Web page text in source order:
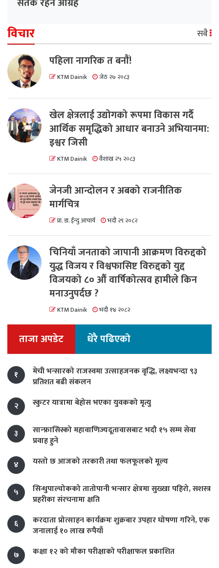
विचार सबै
पहिला नागरिक त बनाैं!
KTM Dainik जेठ २७ २०८३
खेल क्षेत्रलाई उद्योगको रूपमा विकास गर्दै
आर्थिक समृद्धिको आधार बनाउने अभियानमा:
इश्वर जिसी
KTM Dainik वैशाख २५ २०८३
जेनजी आन्दोलन र अबको राजनीतिक
मार्गचित्र
प्रा. डा. ईन्दु आचार्य भदौ २९ २०८२
चिनियाँ जनताको जापानी आक्रमण विरुद्दको
युद्ध विजय र विश्वफासिष्ट विरुद्दको युद्द
विजयको ८० औं वार्षिकोत्सव हामीले किन
मनाउनुपर्दछ ?
KTM Dainik भदौ १४ २०८२
ताजा अपडेट धेरै पढिएको
१
मेची भन्सारको राजस्वमा उत्साहजनक वृद्धि, लक्ष्यभन्दा ९३
प्रतिशत बढी संकलन
२
स्कुटर यात्रामा बेहोस भएका युवकको मृत्यु
३
सान्फ्रासिस्को महावाणिज्यदूतावासबाट भदौ १५ सम्म सेवा
प्रवाह हुने
४
यस्तो छ आजको तरकारी तथा फलफूलको मूल्य
५
सिन्धुपाल्चोकको तातोपानी भन्सार क्षेत्रमा सुख्खा पहिरो, सशस्त्र
प्रहरीका संरचनामा क्षति
६
करदाता प्रोत्साहन कार्यक्रमः शुक्रबार उपहार घोषणा गरिने, एक
जनालाई १० लाख रुपैयाँ
७
कक्षा १२ को मौका परीक्षाको परीक्षाफल प्रकाशित